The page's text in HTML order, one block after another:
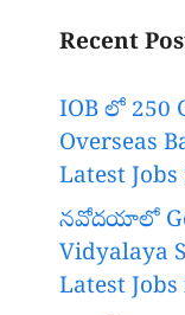
Recent
IOB లో 250
Overseas
Latest Jobs
నవోదయాలో
Vidyalaya
Latest